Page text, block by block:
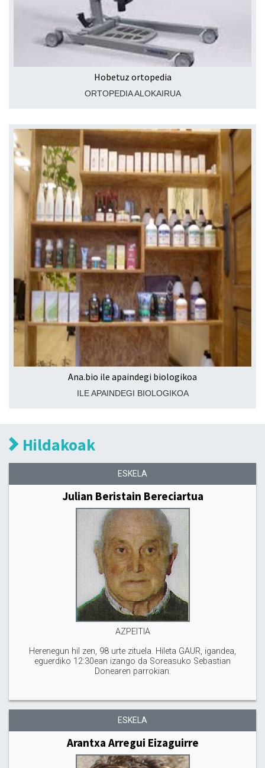
Hobetuz ortopedia
ORTOPEDIA ALOKAIRUA
Ana.bio ile apaindegi biologikoa
ILE APAINDEGI BIOLOGIKOA
Hildakoak
ESKELA
Julian Beristain Bereciartua
AZPEITIA
Herenegun hil zen, 98 urte zituela. Hileta GAUR, igandea,
eguerdiko 12:30ean izango da Soreasuko Sebastian
Donearen parrokian.
ESKELA
Arantxa Arregui Eizaguirre